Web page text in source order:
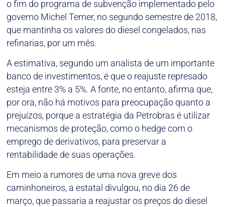
o fim do programa de subvenção implementado pelo
governo Michel Temer, no segundo semestre de 2018,
que mantinha os valores do diesel congelados, nas
refinarias, por um mês.
A estimativa, segundo um analista de um importante
banco de investimentos, é que o reajuste represado
esteja entre 3% a 5%. A fonte, no entanto, afirma que,
por ora, não há motivos para preocupação quanto a
prejuízos, porque a estratégia da Petrobras é utilizar
mecanismos de proteção, como o hedge com o
emprego de derivativos, para preservar a
rentabilidade de suas operações.
Em meio a rumores de uma nova greve dos
caminhoneiros, a estatal divulgou, no dia 26 de
março, que passaria a reajustar os preços do diesel